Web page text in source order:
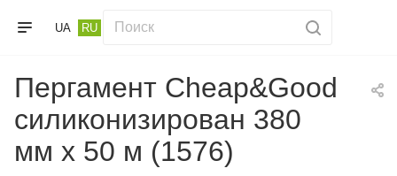
UA RU
Пергамент Cheap&Good
силиконизирован 380
мм х 50 м (1576)